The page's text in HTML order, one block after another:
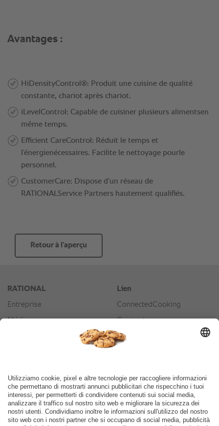
Retour à l’aperçu